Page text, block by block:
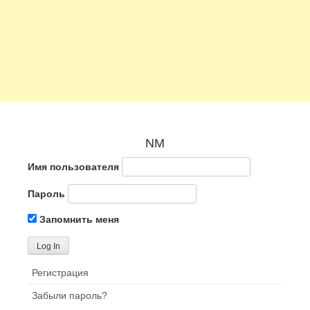
NM
Имя пользователя
Пароль
Запомнить меня
Регистрация
Забыли пароль?